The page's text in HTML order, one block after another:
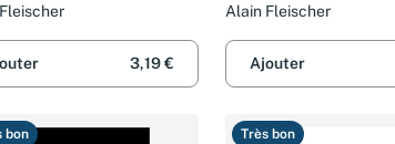
3,19 €
Alain Fleischer
Ajouter
bon Très bon